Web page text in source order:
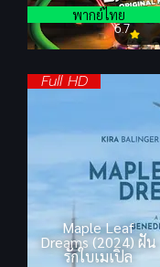
6.7
พากย์ไทย
Full HD
Maple Leaf
Dreams (2024) ฝัน
รักใบเมเปิล